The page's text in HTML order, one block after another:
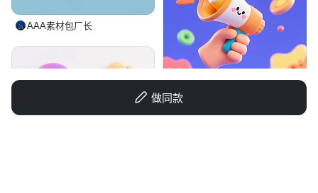
做同款
AAA素材包厂长
圆圆山